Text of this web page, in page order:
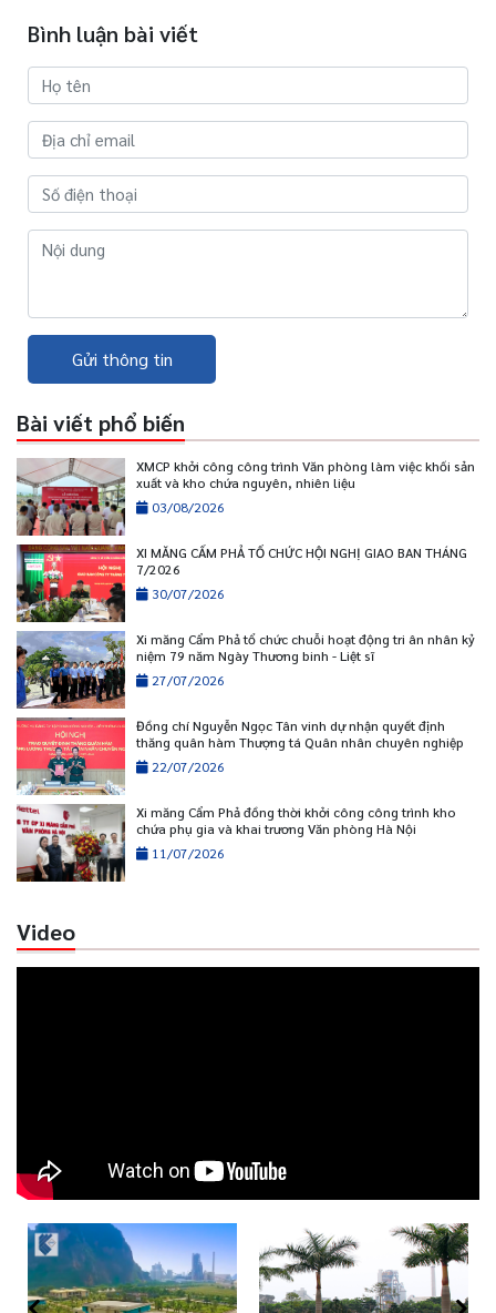
Bình luận bài viết
Gửi thông tin
Bài viết phổ biến
XMCP khởi công công trình Văn phòng làm việc khối sản
xuất và kho chứa nguyên, nhiên liệu
03/08/2026
XI MĂNG CẨM PHẢ TỔ CHỨC HỘI NGHỊ GIAO BAN THÁNG
7/2026
30/07/2026
Xi măng Cẩm Phả tổ chức chuỗi hoạt động tri ân nhân kỷ
niệm 79 năm Ngày Thương binh - Liệt sĩ
27/07/2026
Đồng chí Nguyễn Ngọc Tân vinh dự nhận quyết định
thăng quân hàm Thượng tá Quân nhân chuyên nghiệp
22/07/2026
Xi măng Cẩm Phả đồng thời khởi công công trình kho
chứa phụ gia và khai trương Văn phòng Hà Nội
11/07/2026
Video